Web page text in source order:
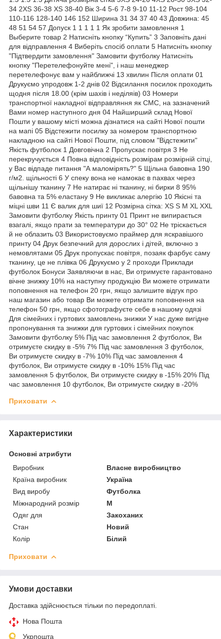
34 2XS 36-38 XS 38-40 Вік 3-4 5-6 7-8 9-10 11-12 Рост 98-104
110-116 128-140 146 152 Ширина 31 34 37 40 43 Довжина: 45
48 51 54 57 Допуск 1 1 1 1 1 Як зробити замовлення 1
Выберите товар 2 Натисніть кнопку “Купить” 3 Заповніть дані
для відправлення 4 Виберіть спосіб оплати 5 Натисніть кнопку
"Підтвердити замовлення" Замовити футболку Натисніть
кнопку "Перетелефонуйте мені", і наш менеджер
перетелефонує вам у найближчі 13 хвилин Після оплати 01
Друкуємо упродовж 1-2 днів 02 Відсилання посилок проходить
щодня після 18.00 (крім шахів і неділяів) 03 Номери
транспортної накладної відправляння як СМС, на зазначений
Вами номер наступного дня 04 Найширший склад Нової
Пошти у вашому місті можна дізнатися на сайті Нової пошти
на мапі 05 Відстежити посилку за номером транспортною
накладною на сайті Нової Пошти, під словом "Відстежити"
Якість футболок 1 Довговічна 2 Пропускає повітря 3 Не
перекручується 4 Повна відповідність розмірам розмірній сітці,
у Вас відпаде питання "А маломірять?" 5 Щільна бавовна 190
г/м2. щільності 6 У спеку вона не намокає в пахвах через
щільнішу тканину 7 Не натирає ні тканину, ні бирки 8 95%
бавовна та 5% еластану 9 Не викликає алергію 10 Якісні та
міцні шви 11 Є валик для шиї 12 Розмірна сітка: XS S M XL XXL
Замовити футболку Якість принту 01 Принт не випирається
взагалі, якщо прати за температури до 30° 02 Не тріскається
й не облазить 03 Використовуємо праймер для яскравішого
принту 04 Друк безпечний для дорослих і дітей, включно з
немовлятами 05 Друк пропускає повітря, позаяк фарбує саму
тканину, це не плівка 06 Друкуємо у 2 проходи Приклади
футболок Бонуси Заявляючи в нас, Ви отримуєте гарантовано
вічне знижку 10% на наступну продукцію Ви можете отримати
поповнення на телефон 20 грн, якщо залишите відгук про
наш магазин або товар Ви можете отримати поповнення на
телефон 50 грн, якщо сфотографуєте себе в нашому одязі
Для сімейних і гуртових замовлень знижки У нас дуже вигідне
пропонування та знижки для гуртових і сімейних покупок
Замовити футболку 5% Під час замовлення 2 футболок, Ви
отримуєте скидку в -5% 7% Під час замовлення 3 футболок,
Ви отримуєте скидку в -7% 10% Під час замовлення 4
футболок, Ви отримуєте скидку в -10% 15% Під час
замовлення 5 футболок, Ви отримуєте скидку в -15% 20% Під
час замовлення 10 футболок, Ви отримуєте скидку в -20%
Приховати
Характеристики
Основні атрибути
Виробник
Власне виробництво
Країна виробник
Україна
Вид виробу
Футболка
Міжнародний розмір
M
Одяг для
Закоханих
Стан
Новий
Колір
Білий
Приховати
Умови доставки
Доставка здійснюється тільки по передоплаті.
Нова Пошта
Укрпошта